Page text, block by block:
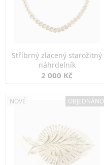
Stříbrný zlacený starožitný
náhrdelník
2 000 Kč
NOVÉ OBJEDNÁNO